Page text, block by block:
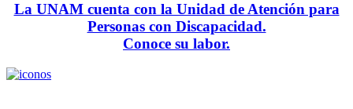
La UNAM cuenta con la Unidad de Atención para
Personas con Discapacidad.
Conoce su labor.